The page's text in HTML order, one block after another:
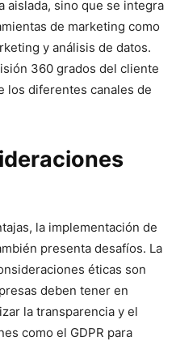
aislada, sino que se integra
de marketing como
y análisis de datos.
360 grados del cliente
los diferentes canales de
la implementación de
presenta desafíos. La
éticas son
deben tener en
la transparencia y el
como el GDPR para